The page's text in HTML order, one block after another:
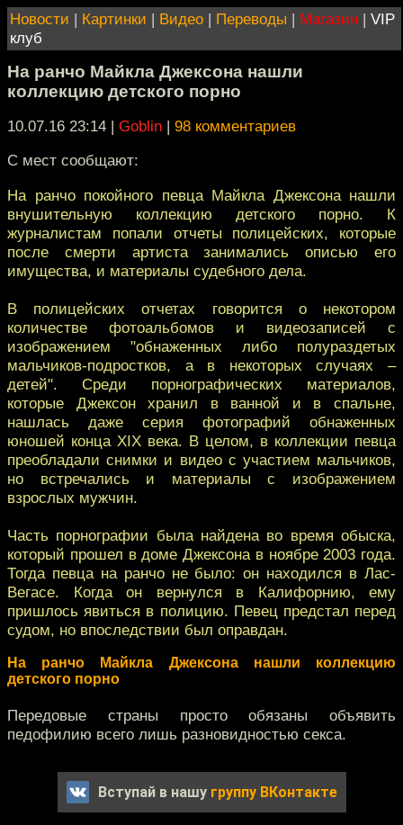
Новости | Картинки | Видео | Переводы | Магазин | VIP
клуб
На ранчо Майкла Джексона нашли
коллекцию детского порно
10.07.16 23:14 | Goblin | 98 комментариев
С мест сообщают:
На ранчо покойного певца Майкла Джексона нашли
внушительную коллекцию детского порно. К
журналистам попали отчеты полицейских, которые
после смерти артиста занимались описью его
имущества, и материалы судебного дела.
В полицейских отчетах говорится о некотором
количестве фотоальбомов и видеозаписей с
изображением "обнаженных либо полураздетых
мальчиков-подростков, а в некоторых случаях –
детей". Среди порнографических материалов,
которые Джексон хранил в ванной и в спальне,
нашлась даже серия фотографий обнаженных
юношей конца XIX века. В целом, в коллекции певца
преобладали снимки и видео с участием мальчиков,
но встречались и материалы с изображением
взрослых мужчин.
Часть порнографии была найдена во время обыска,
который прошел в доме Джексона в ноябре 2003 года.
Тогда певца на ранчо не было: он находился в Лас-
Вегасе. Когда он вернулся в Калифорнию, ему
пришлось явиться в полицию. Певец предстал перед
судом, но впоследствии был оправдан.
На ранчо Майкла Джексона нашли коллекцию
детского порно
Передовые страны просто обязаны объявить
педофилию всего лишь разновидностью секса.
Вступай в нашу группу ВКонтакте